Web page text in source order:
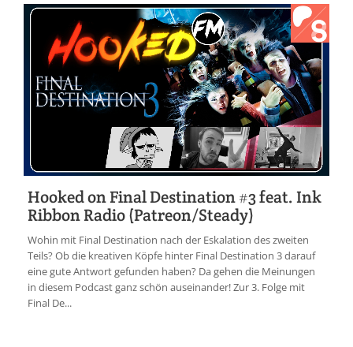
Hooked on Final Destination #3 feat. Ink
Ribbon Radio (Patreon/Steady)
Wohin mit Final Destination nach der Eskalation des zweiten
Teils? Ob die kreativen Köpfe hinter Final Destination 3 darauf
eine gute Antwort gefunden haben? Da gehen die Meinungen
in diesem Podcast ganz schön auseinander! Zur 3. Folge mit
Final De...